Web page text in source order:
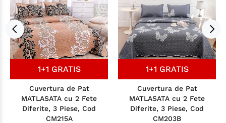
1+1 GRATIS
Cuvertura de Pat
MATLASATA cu 2 Fete
Diferite, 3 Piese, Cod
CM215A
1+1 GRATIS
Cuvertura de Pat
MATLASATA cu 2 Fete
Diferite, 3 Piese, Cod
CM203B